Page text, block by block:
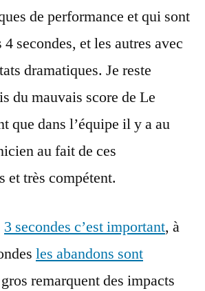
de performance et qui sont
4 secondes, et les autres avec
dramatiques. Je reste
du mauvais score de Le
que dans l’équipe il y a au
au fait de ces
et très compétent.
3 secondes c’est important, à
les abandons sont
remarquent des impacts